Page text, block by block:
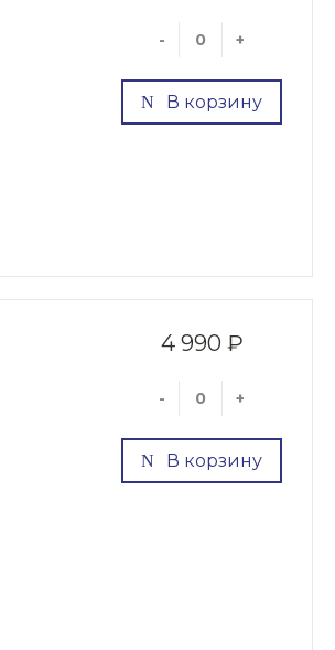
- +
В корзину
4 990 ₽
- +
В корзину